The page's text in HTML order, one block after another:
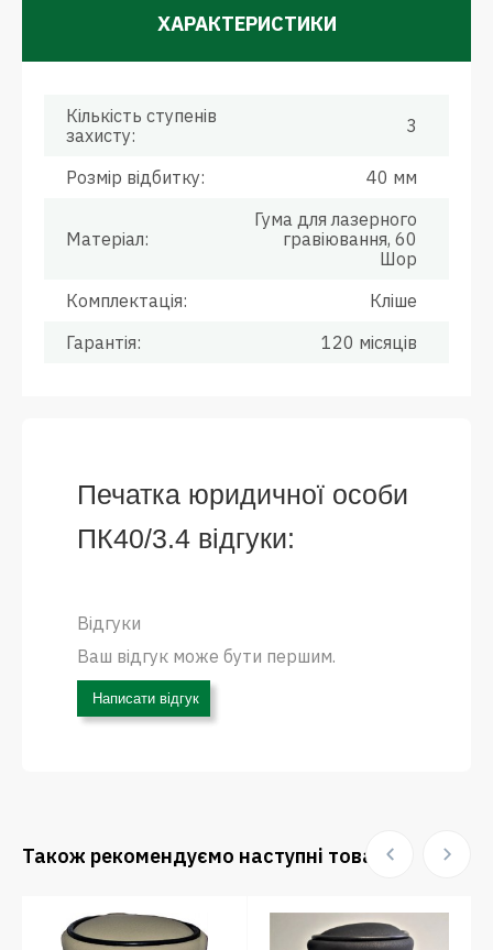
ХАРАКТЕРИСТИКИ
Кількість ступенів
захисту:
3
Розмір відбитку: 40 мм
Матеріал:
Гума для лазерного
гравіювання, 60
Шор
Комплектація:
Кліше
Гарантія:
120 місяців
Печатка юридичної особи
ПК40/3.4 відгуки:
Відгуки
Ваш відгук може бути першим.
Написати відгук
Також рекомендуємо наступні товари: